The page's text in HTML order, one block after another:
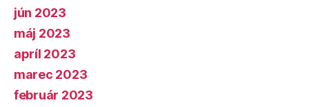
jún 2023
máj 2023
apríl 2023
marec 2023
február 2023